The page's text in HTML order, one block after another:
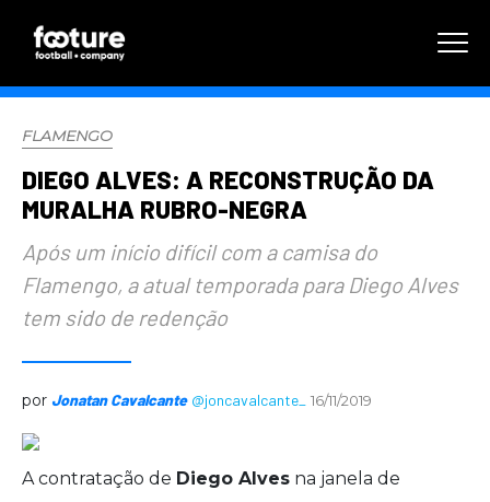
FLAMENGO
DIEGO ALVES: A RECONSTRUÇÃO DA
MURALHA RUBRO-NEGRA
Após um início difícil com a camisa do
Flamengo, a atual temporada para Diego Alves
tem sido de redenção
por Jonatan Cavalcante @joncavalcante_ 16/11/2019
A contratação de Diego Alves na janela de